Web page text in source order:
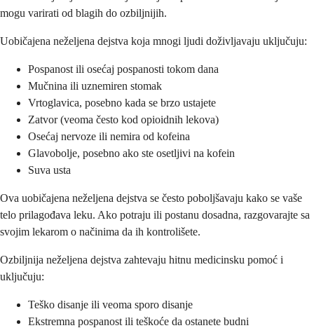
mogu varirati od blagih do ozbiljnijih.
Uobičajena neželjena dejstva koja mnogi ljudi doživljavaju uključuju:
Pospanost ili osećaj pospanosti tokom dana
Mučnina ili uznemiren stomak
Vrtoglavica, posebno kada se brzo ustajete
Zatvor (veoma često kod opioidnih lekova)
Osećaj nervoze ili nemira od kofeina
Glavobolje, posebno ako ste osetljivi na kofein
Suva usta
Ova uobičajena neželjena dejstva se često poboljšavaju kako se vaše
telo prilagođava leku. Ako potraju ili postanu dosadna, razgovarajte sa
svojim lekarom o načinima da ih kontrolišete.
Ozbiljnija neželjena dejstva zahtevaju hitnu medicinsku pomoć i
uključuju:
Teško disanje ili veoma sporo disanje
Ekstremna pospanost ili teškoće da ostanete budni